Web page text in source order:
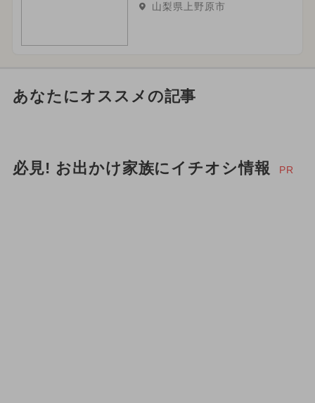
山梨県上野原市
あなたにオススメの記事
必見! お出かけ家族にイチオシ情報 PR